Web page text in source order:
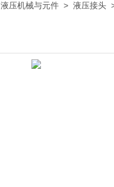
液压机械与元件 > 液压接头